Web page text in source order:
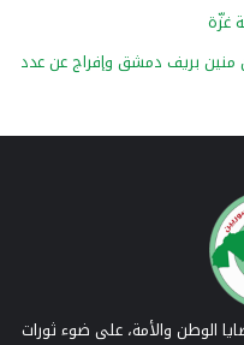
غزّة
منين بريف دمشق وإفراج عن عدد
الوطن والأمة، على ضوء ثورات